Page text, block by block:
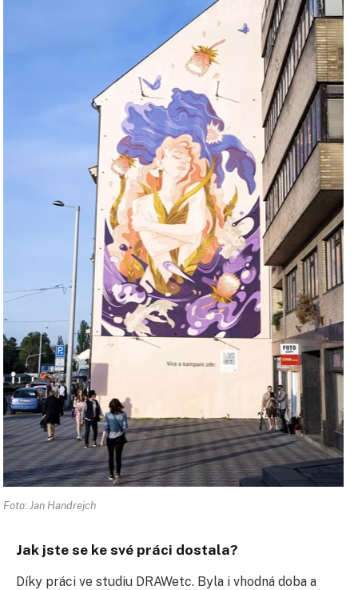
Foto: Jan Handrejch
Jak jste se ke své práci dostala?
Díky práci ve studiu DRAWetc. Byla i vhodná doba a